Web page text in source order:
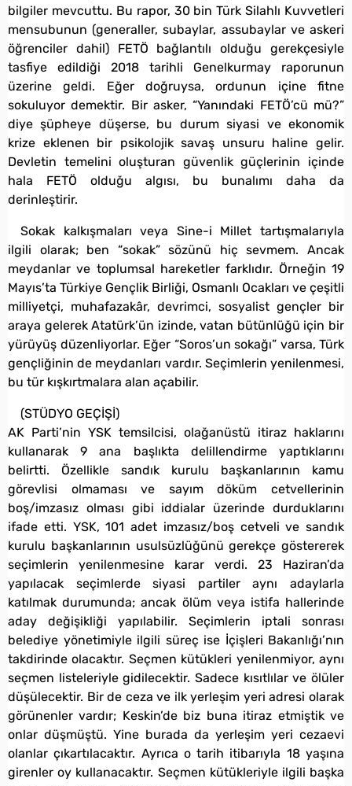
bilgiler mevcuttu. Bu rapor, 30 bin Türk Silahlı Kuvvetleri
mensubunun (generaller, subaylar, assubaylar ve askeri
öğrenciler dahil) FETÖ bağlantılı olduğu gerekçesiyle
tasfiye edildiği 2018 tarihli Genelkurmay raporunun
üzerine geldi. Eğer doğruysa, ordunun içine fitne
sokuluyor demektir. Bir asker, “Yanındaki FETÖ’cü mü?”
diye şüpheye düşerse, bu durum siyasi ve ekonomik
krize eklenen bir psikolojik savaş unsuru haline gelir.
Devletin temelini oluşturan güvenlik güçlerinin içinde
hala FETÖ olduğu algısı, bu bunalımı daha da
derinleştirir.
Sokak kalkışmaları veya Sine-i Millet tartışmalarıyla
ilgili olarak; ben “sokak” sözünü hiç sevmem. Ancak
meydanlar ve toplumsal hareketler farklıdır. Örneğin 19
Mayıs’ta Türkiye Gençlik Birliği, Osmanlı Ocakları ve çeşitli
milliyetçi, muhafazakâr, devrimci, sosyalist gençler bir
araya gelerek Atatürk’ün izinde, vatan bütünlüğü için bir
yürüyüş düzenliyorlar. Eğer “Soros’un sokağı” varsa, Türk
gençliğinin de meydanları vardır. Seçimlerin yenilenmesi,
bu tür kışkırtmalara alan açabilir.
(STÜDYO GEÇİŞİ)
AK Parti’nin YSK temsilcisi, olağanüstü itiraz haklarını
kullanarak 9 ana başlıkta delillendirme yaptıklarını
belirtti. Özellikle sandık kurulu başkanlarının kamu
görevlisi olmaması ve sayım döküm cetvellerinin
boş/imzasız olması gibi iddialar üzerinde durduklarını
ifade etti. YSK, 101 adet imzasız/boş cetveli ve sandık
kurulu başkanlarının usulsüzlüğünü gerekçe göstererek
seçimlerin yenilenmesine karar verdi. 23 Haziran’da
yapılacak seçimlerde siyasi partiler aynı adaylarla
katılmak durumunda; ancak ölüm veya istifa hallerinde
aday değişikliği yapılabilir. Seçimlerin iptali sonrası
belediye yönetimiyle ilgili süreç ise İçişleri Bakanlığı’nın
takdirinde olacaktır. Seçmen kütükleri yenilenmiyor, aynı
seçmen listeleriyle gidilecektir. Sadece kısıtlılar ve ölüler
düşülecektir. Bir de ceza ve ilk yerleşim yeri adresi olarak
görünenler vardır; Keskin’de biz buna itiraz etmiştik ve
onlar düşmüştü. Yine burada da yerleşim yeri cezaevi
olanlar çıkartılacaktır. Ayrıca o tarih itibarıyla 18 yaşına
girenler oy kullanacaktır. Seçmen kütükleriyle ilgili başka